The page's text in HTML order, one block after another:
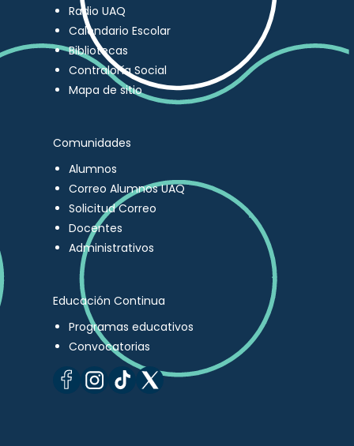
Radio UAQ
Calendario Escolar
Bibliotecas
Contraloría Social
Mapa de sitio
Comunidades
Alumnos
Correo Alumnos UAQ
Solicitud Correo
Docentes
Administrativos
Educación Continua
Programas educativos
Convocatorias